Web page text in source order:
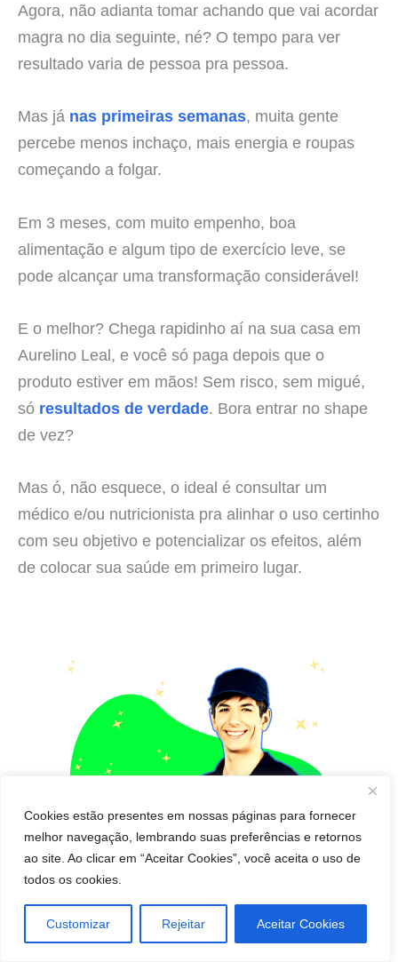
Cookies estão presentes em nossas páginas para fornecer
melhor navegação, lembrando suas preferências e retornos
ao site. Ao clicar em “Aceitar Cookies”, você aceita o uso de
todos os cookies.
Customizar Rejeitar Aceitar Cookies
Agora, não adianta tomar achando que vai acordar
magra no dia seguinte, né? O tempo para ver
resultado varia de pessoa pra pessoa.
Mas já nas primeiras semanas, muita gente
percebe menos inchaço, mais energia e roupas
começando a folgar.
Em 3 meses, com muito empenho, boa
alimentação e algum tipo de exercício leve, se
pode alcançar uma transformação considerável!
E o melhor? Chega rapidinho aí na sua casa em
Aurelino Leal, e você só paga depois que o
produto estiver em mãos! Sem risco, sem migué,
só resultados de verdade. Bora entrar no shape
de vez?
Mas ó, não esquece, o ideal é consultar um
médico e/ou nutricionista pra alinhar o uso certinho
com seu objetivo e potencializar os efeitos, além
de colocar sua saúde em primeiro lugar.